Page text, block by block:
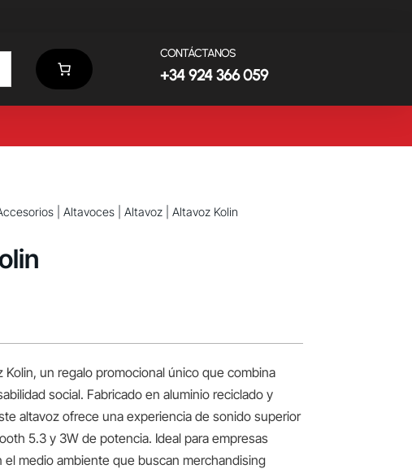
CONTÁCTANOS
+34 924 366 059
| Altavoces| Altavoz| Altavoz Kolin
Kolin, un regalo promocional único que combina
social. Fabricado en aluminio reciclado y
altavoz ofrece una experiencia de sonido superior
5.3 y 3W de potencia. Ideal para empresas
medio ambiente que buscan merchandising